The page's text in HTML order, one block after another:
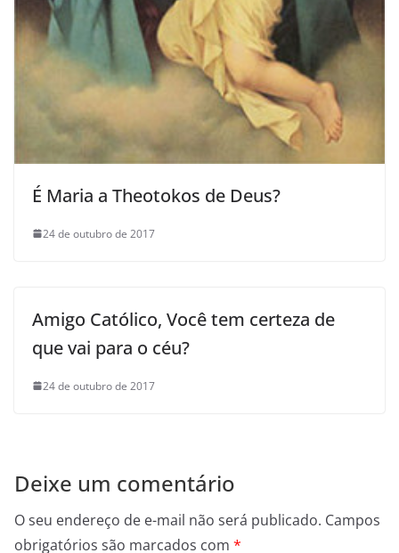
É Maria a Theotokos de Deus?
24 de outubro de 2017
Amigo Católico, Você tem certeza de
que vai para o céu?
24 de outubro de 2017
Deixe um comentário
O seu endereço de e-mail não será publicado. Campos
obrigatórios são marcados com *